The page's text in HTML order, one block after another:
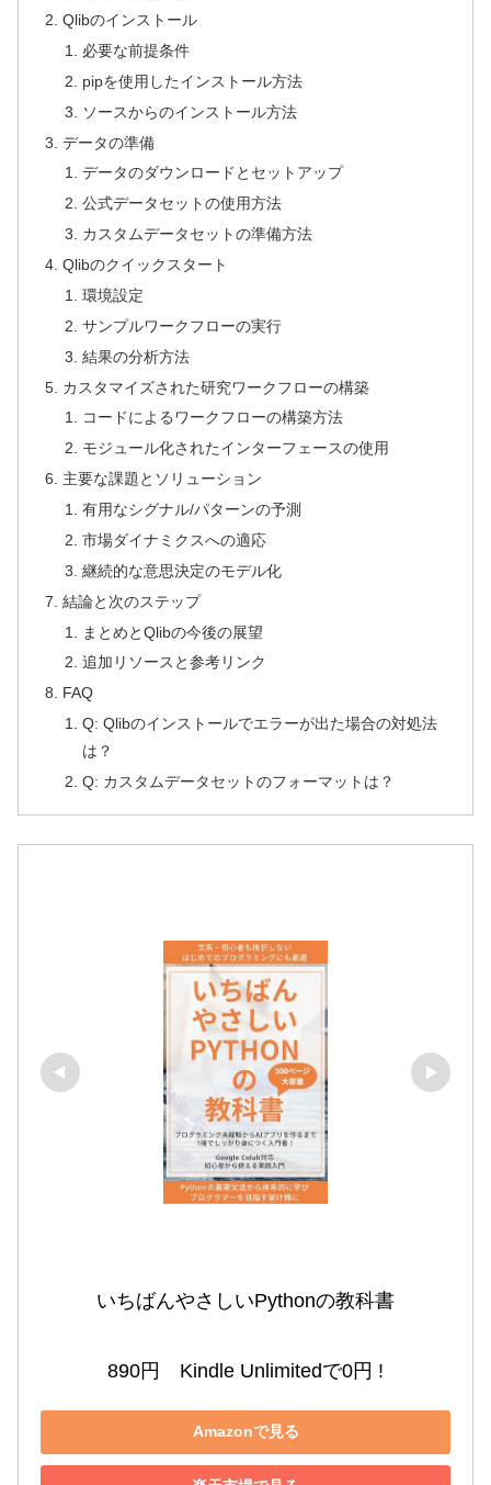
Qlibのインストール
必要な前提条件
pipを使用したインストール方法
ソースからのインストール方法
データの準備
データのダウンロードとセットアップ
公式データセットの使用方法
カスタムデータセットの準備方法
Qlibのクイックスタート
環境設定
サンプルワークフローの実行
結果の分析方法
カスタマイズされた研究ワークフローの構築
コードによるワークフローの構築方法
モジュール化されたインターフェースの使用
主要な課題とソリューション
有用なシグナル/パターンの予測
市場ダイナミクスへの適応
継続的な意思決定のモデル化
結論と次のステップ
まとめとQlibの今後の展望
追加リソースと参考リンク
FAQ
Q: Qlibのインストールでエラーが出た場合の対処法
は？
Q: カスタムデータセットのフォーマットは？
いちばんやさしいPythonの教科書
890円　Kindle Unlimitedで0円 !
Amazonで見る